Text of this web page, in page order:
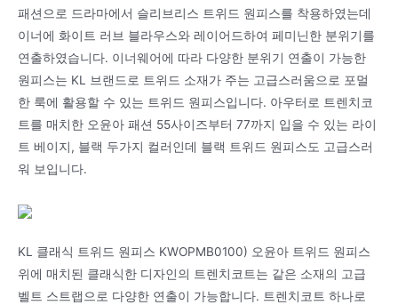
패션으로 드라마에서 슬리브리스 트위드 원피스를 착용하였는데
이너에 화이트 러브 블라우스와 레이어드하여 페미닌한 분위기를
연출하였습니다. 이너웨어에 따라 다양한 분위기 연출이 가능한
원피스는 KL 브랜드로 트위드 소재가 주는 고급스러움으로 포멀
한 룩에 활용할 수 있는 트위드 원피스입니다. 아우터로 트렌치코
트를 매치한 오윤아 패션 55사이즈부터 77까지 입을 수 있는 라이
트 베이지, 블랙 두가지 컬러인데 블랙 트위드 원피스도 고급스러
워 보입니다.
KL 클래식 트위드 원피스 KWOPMB0100) 오윤아 트위드 원피스
위에 매치된 클래식한 디자인의 트렌치코트는 같은 소재의 고급
벨트 스트랩으로 다양한 연출이 가능합니다. 트렌치코트 하나로